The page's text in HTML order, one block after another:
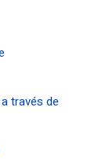
través de